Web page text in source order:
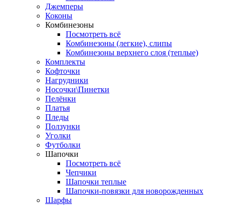
Джемперы
Коконы
Комбинезоны
Посмотреть всё
Комбинезоны (легкие), слипы
Комбинезоны верхнего слоя (теплые)
Комплекты
Кофточки
Нагрудники
Носочки\Пинетки
Пелёнки
Платья
Пледы
Ползунки
Уголки
Футболки
Шапочки
Посмотреть всё
Чепчики
Шапочки теплые
Шапочки-повязки для новорожденных
Шарфы